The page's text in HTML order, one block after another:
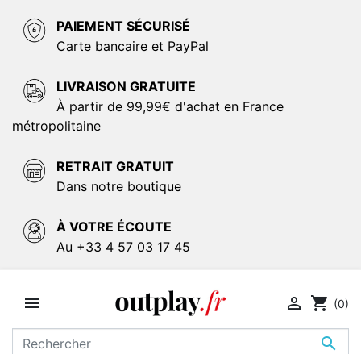
PAIEMENT SÉCURISÉ
Carte bancaire et PayPal
LIVRAISON GRATUITE
À partir de 99,99€ d'achat en France
métropolitaine
RETRAIT GRATUIT
Dans notre boutique
À VOTRE ÉCOUTE
Au +33 4 57 03 17 45


 shopping_cart (0)